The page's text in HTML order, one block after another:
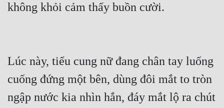
không khỏi cảm thấy buồn cười.
Lúc này, tiểu cung nữ đang chân tay luống
cuống đứng một bên, dùng đôi mắt to tròn
ngập nước kia nhìn hắn, đáy mắt lộ ra chút